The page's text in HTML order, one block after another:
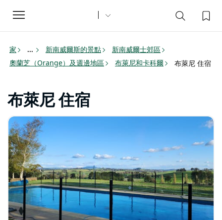
Toggle
navigation
家 ... 新南威爾斯的景點
新南威爾士郊區
奧蘭芝（Orange）及週邊地區
布萊尼和卡科爾 布萊尼 住宿
布萊尼 住宿